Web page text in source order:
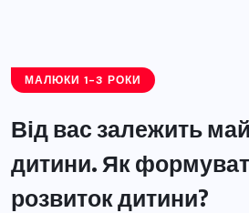
МАЛЮКИ 1-3 РОКИ
Від вас залежить
дитини. Як
розвиток дитини?